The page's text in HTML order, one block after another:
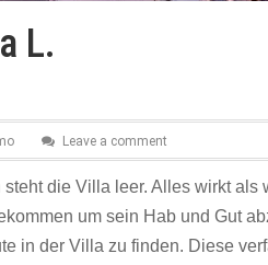
L.
Leave a comment
die Villa leer. Alles wirkt
um sein Hab und Gut
in der Villa zu finden. Diese